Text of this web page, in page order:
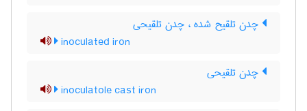
چدن تلقیح شده ، چدن تلقیحی
inoculated iron
چدن تلقیحی
inoculatole cast iron